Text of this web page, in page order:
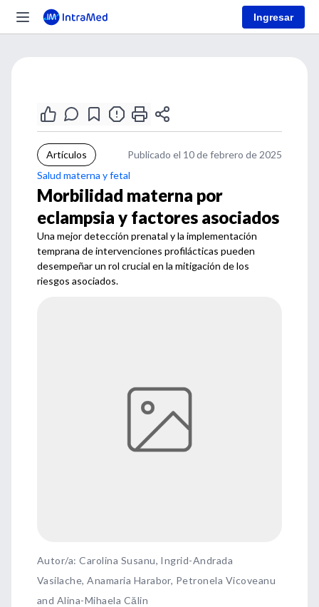
Ingresar
Artículos
Publicado el 10 de febrero de 2025
Salud materna y fetal
Morbilidad materna por
eclampsia y factores asociados
Una mejor detección prenatal y la implementación
temprana de intervenciones profilácticas pueden
desempeñar un rol crucial en la mitigación de los
riesgos asociados.
Autor/a: Carolina Susanu, Ingrid-Andrada
Vasilache, Anamaria Harabor, Petronela Vicoveanu
and Alina-Mihaela Călin